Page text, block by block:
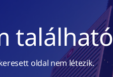
található
oldal nem létezik.